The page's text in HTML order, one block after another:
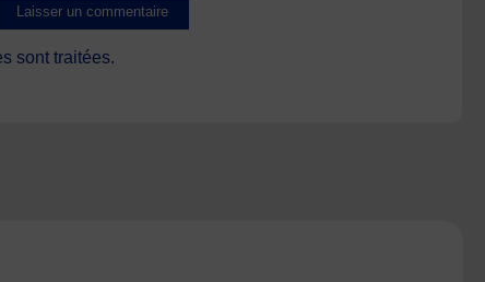
sont traitées.